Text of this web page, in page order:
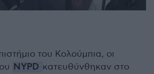
του Κολούμπια, οι
NYPD κατευθύνθηκαν στο